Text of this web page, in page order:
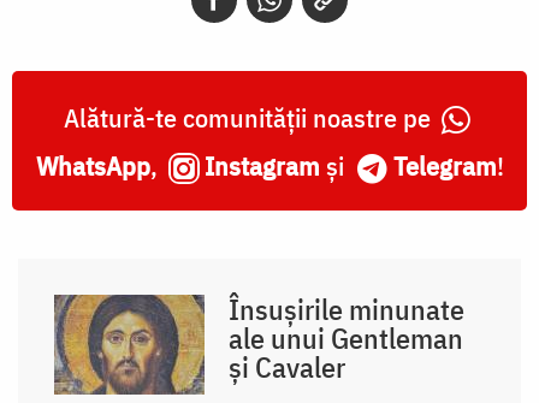
Alătură-te comunității noastre pe
WhatsApp, Instagram și Telegram!
Însușirile minunate
ale unui Gentleman
și Cavaler